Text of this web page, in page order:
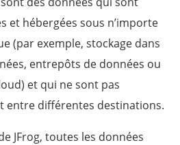
et hébergées sous n’importe
(par exemple, stockage dans
entrepôts de données ou
et qui ne sont pas
entre différentes destinations.
JFrog, toutes les données